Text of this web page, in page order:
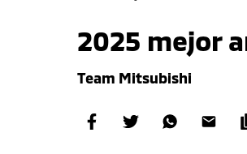
2025 mejor
Team Mitsubishi